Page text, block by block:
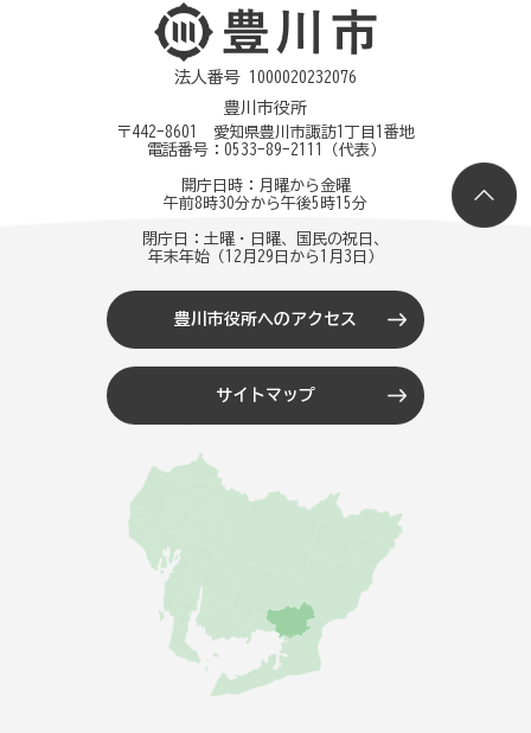
法人番号 1000020232076
豊川市役所
〒442-8601 愛知県豊川市諏訪1丁目1番地
電話番号： 0533-89-2111 （代表）
開庁日時：月曜から金曜
午前8時30分から午後5時15分
閉庁日：土曜・日曜、国民の祝日、
年末年始（12月29日から1月3日）
豊川市役所へのアクセス
サイトマップ